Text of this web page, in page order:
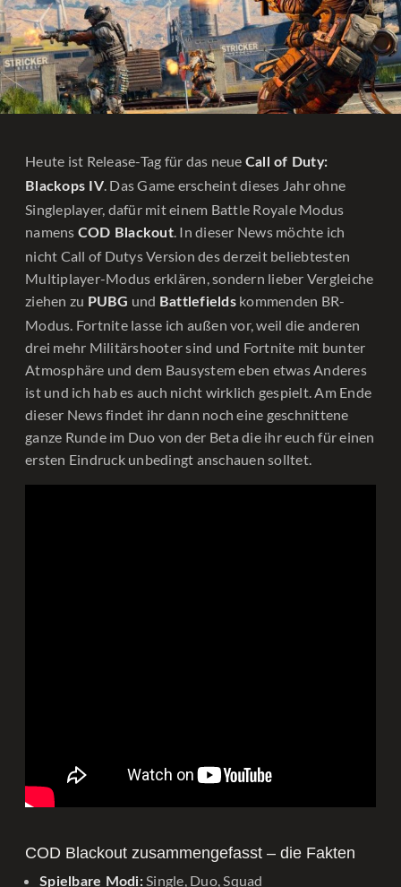
Heute ist Release-Tag für das neue Call of Duty:
Blackops IV. Das Game erscheint dieses Jahr ohne
Singleplayer, dafür mit einem Battle Royale Modus
namens COD Blackout. In dieser News möchte ich
nicht Call of Dutys Version des derzeit beliebtesten
Multiplayer-Modus erklären, sondern lieber Vergleiche
ziehen zu PUBG und Battlefieldskommenden BR-
Modus. Fortnite lasse ich außen vor, weil die anderen
drei mehr Militärshooter sind und Fortnite mit bunter
Atmosphäre und dem Bausystem eben etwas Anderes
ist und ich hab es auch nicht wirklich gespielt. Am Ende
dieser News findet ihr dann noch eine geschnittene
ganze Runde im Duo von der Beta die ihr euch für einen
ersten Eindruck unbedingt anschauen solltet.
COD Blackout zusammengefasst – die Fakten
Spielbare Modi:Single, Duo, Squad